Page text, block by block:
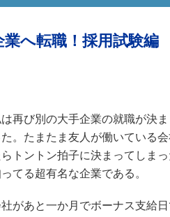
へ転職！採用試験編
再び別の大手企業の就職が決
。たまたま友人が働いている
トントン拍子に決まってしま
てる超有名な企業である。
があと一か月でボーナス支給